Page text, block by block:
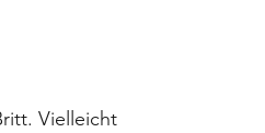
Vielleicht